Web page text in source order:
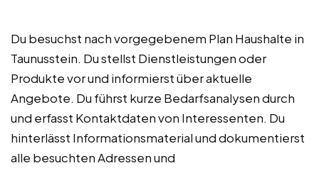
Du besuchst nach vorgegebenem Plan Haushalte in
Taunusstein. Du stellst Dienstleistungen oder
Produkte vor und informierst über aktuelle
Angebote. Du führst kurze Bedarfsanalysen durch
und erfasst Kontaktdaten von Interessenten. Du
hinterlässt Informationsmaterial und dokumentierst
alle besuchten Adressen und